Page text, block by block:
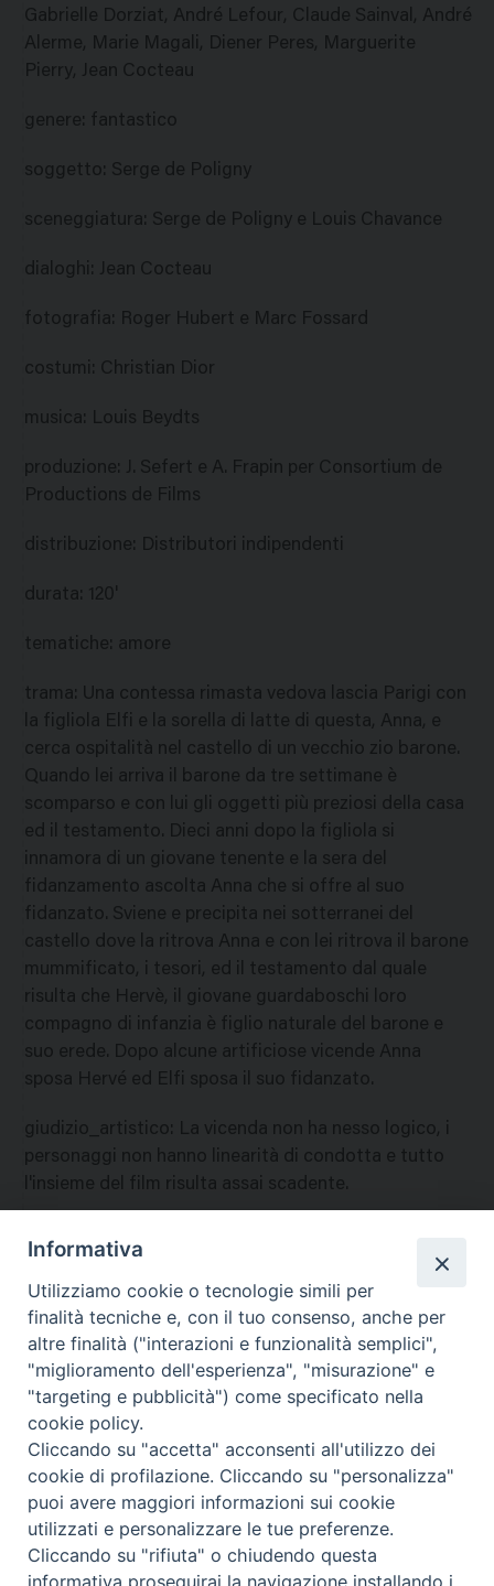
Gabrielle Dorziat, André Lefour, Claude Sainval, André
Alerme, Marie Magali, Diener Peres, Marguerite
Pierry, Jean Cocteau
genere: fantastico
soggetto: Serge de Poligny
sceneggiatura: Serge de Poligny e Louis Chavance
dialoghi: Jean Cocteau
fotografia: Roger Hubert e Marc Fossard
costumi: Christian Dior
musica: Louis Beydts
produzione: J. Sefert e A. Frapin per Consortium de
Productions de Films
distribuzione: Distributori indipendenti
durata: 120'
tematiche: amore
trama: Una contessa rimasta vedova lascia Parigi con
la figliola Elfi e la sorella di latte di questa, Anna, e
cerca ospitalità nel castello di un vecchio zio barone.
Quando lei arriva il barone da tre settimane è
scomparso e con lui gli oggetti più preziosi della casa
ed il testamento. Dieci anni dopo la figliola si
innamora di un giovane tenente e la sera del
fidanzamento ascolta Anna che si offre al suo
fidanzato. Sviene e precipita nei sotterranei del
castello dove la ritrova Anna e con lei ritrova il barone
mummificato, i tesori, ed il testamento dal quale
risulta che Hervè, il giovane guardaboschi loro
compagno di infanzia è figlio naturale del barone e
suo erede. Dopo alcune artificiose vicende Anna
sposa Hervé ed Elfi sposa il suo fidanzato.
giudizio_artistico: La vicenda non ha nesso logico, i
personaggi non hanno linearità di condotta e tutto
l'insieme del film risulta assai scadente.
riprovevole, ma alcune scene impongono delle riserve
per cui se ne sconsiglia la visione ai giovani. A
nazione:Francia
Contatti & Info
Informativa
Utilizziamo cookie o tecnologie simili per
finalità tecniche e, con il tuo consenso, anche per
altre finalità ("interazioni e funzionalità semplici",
"miglioramento dell'esperienza", "misurazione" e
"targeting e pubblicità") come specificato nella
cookie policy.
Cliccando su "accetta" acconsenti all'utilizzo dei
cookie di profilazione. Cliccando su "personalizza"
puoi avere maggiori informazioni sui cookie
utilizzati e personalizzare le tue preferenze.
Cliccando su "rifiuta" o chiudendo questa
informativa proseguirai la navigazione installando i